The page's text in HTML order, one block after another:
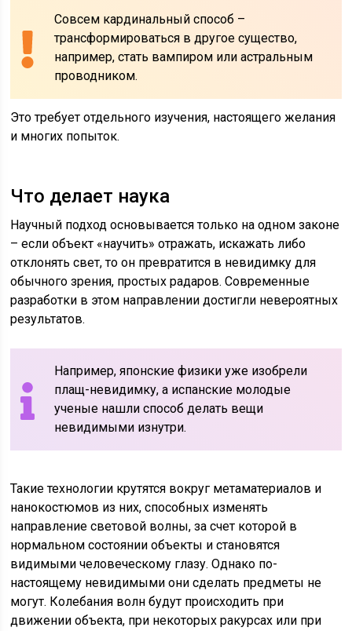
Совсем кардинальный способ –
трансформироваться в другое существо,
например, стать вампиром или астральным
проводником.
Это требует отдельного изучения, настоящего желания
и многих попыток.
Что делает наука
Научный подход основывается только на одном законе
– если объект «научить» отражать, искажать либо
отклонять свет, то он превратится в невидимку для
обычного зрения, простых радаров. Современные
разработки в этом направлении достигли невероятных
результатов.
Например, японские физики уже изобрели
плащ-невидимку, а испанские молодые
ученые нашли способ делать вещи
невидимыми изнутри.
Такие технологии крутятся вокруг метаматериалов и
нанокостюмов из них, способных изменять
направление световой волны, за счет которой в
нормальном состоянии объекты и становятся
видимыми человеческому глазу. Однако по-
настоящему невидимыми они сделать предметы не
могут. Колебания волн будут происходить при
движении объекта, при некоторых ракурсах или при